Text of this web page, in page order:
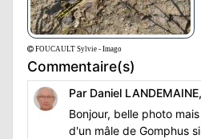
FOUCAULT Sylvie - Imago
Commentaire(s)
Par Daniel
Bonjour, belle photo
d'un mâle de Gomphus